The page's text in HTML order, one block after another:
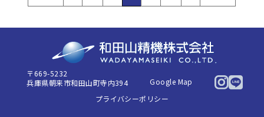
〒669-5232
兵庫県朝来市和田山町寺内394
Google Map
プライバシーポリシー